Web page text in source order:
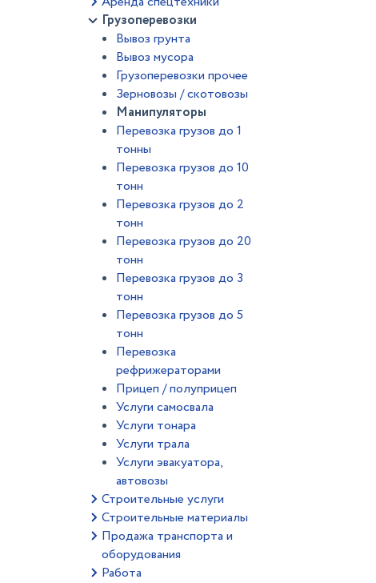
Грузоперевозки
Вывоз грунта
Вывоз мусора
Грузоперевозки прочее
Зерновозы / скотовозы
Манипуляторы
Перевозка грузов до 1
тонны
Перевозка грузов до 10
тонн
Перевозка грузов до 2
тонн
Перевозка грузов до 20
тонн
Перевозка грузов до 3
тонн
Перевозка грузов до 5
тонн
Перевозка
рефрижераторами
Прицеп / полуприцеп
Услуги самосвала
Услуги тонара
Услуги трала
Услуги эвакуатора,
автовозы
Строительные услуги
Строительные материалы
Продажа транспорта и
оборудования
Работа